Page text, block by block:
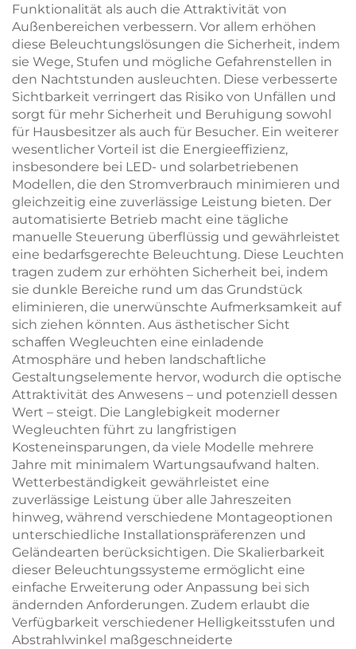
Funktionalität als auch die Attraktivität von
Außenbereichen verbessern. Vor allem erhöhen
diese Beleuchtungslösungen die Sicherheit, indem
sie Wege, Stufen und mögliche Gefahrenstellen in
den Nachtstunden ausleuchten. Diese verbesserte
Sichtbarkeit verringert das Risiko von Unfällen und
sorgt für mehr Sicherheit und Beruhigung sowohl
für Hausbesitzer als auch für Besucher. Ein weiterer
wesentlicher Vorteil ist die Energieeffizienz,
insbesondere bei LED- und solarbetriebenen
Modellen, die den Stromverbrauch minimieren und
gleichzeitig eine zuverlässige Leistung bieten. Der
automatisierte Betrieb macht eine tägliche
manuelle Steuerung überflüssig und gewährleistet
eine bedarfsgerechte Beleuchtung. Diese Leuchten
tragen zudem zur erhöhten Sicherheit bei, indem
sie dunkle Bereiche rund um das Grundstück
eliminieren, die unerwünschte Aufmerksamkeit auf
sich ziehen könnten. Aus ästhetischer Sicht
schaffen Wegleuchten eine einladende
Atmosphäre und heben landschaftliche
Gestaltungselemente hervor, wodurch die optische
Attraktivität des Anwesens – und potenziell dessen
Wert – steigt. Die Langlebigkeit moderner
Wegleuchten führt zu langfristigen
Kosteneinsparungen, da viele Modelle mehrere
Jahre mit minimalem Wartungsaufwand halten.
Wetterbeständigkeit gewährleistet eine
zuverlässige Leistung über alle Jahreszeiten
hinweg, während verschiedene Montageoptionen
unterschiedliche Installationspräferenzen und
Geländearten berücksichtigen. Die Skalierbarkeit
dieser Beleuchtungssysteme ermöglicht eine
einfache Erweiterung oder Anpassung bei sich
ändernden Anforderungen. Zudem erlaubt die
Verfügbarkeit verschiedener Helligkeitsstufen und
Abstrahlwinkel maßgeschneiderte